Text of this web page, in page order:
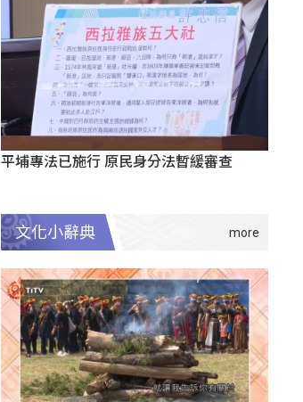
平埔專法已施行 原民身分法暫緩審查
文化小辭典